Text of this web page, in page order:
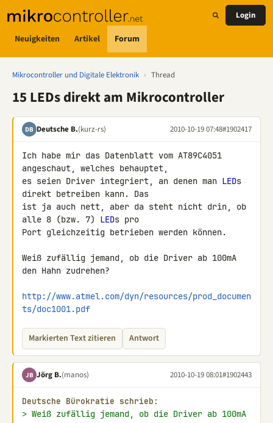
Neuigkeiten Artikel Forum
Login
Mikrocontroller und Digitale Elektronik › Thread
15 LEDs direkt am Mikrocontroller
DB Deutsche B.(kurz-rs) 2010-10-19 07:48#1902417
Ich habe mir das Datenblatt vom AT89C4051
angeschaut, welches behauptet,
es seien Driver integriert, an denen man LEDs
direkt betreiben kann. Das
ist ja auch nett, aber da steht nicht drin, ob
alle 8 (bzw. 7) LEDs pro
Port gleichzeitig betrieben werden können.
Weiß zufällig jemand, ob die Driver ab 100mA
den Hahn zudrehen?
http://www.atmel.com/dyn/resources/prod_documen
ts/doc1001.pdf
Markierten Text zitieren Antwort
JB Jörg B.(manos) 2010-10-19 08:01#1902443
Deutsche Bürokratie schrieb:
> Weiß zufällig jemand, ob die Driver ab 100mA